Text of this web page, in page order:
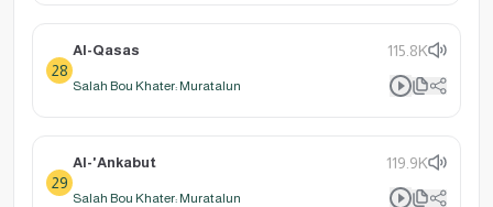
28
Al-Qasas 115.8K
Salah Bou Khater: Muratalun
29
Al-'Ankabut 119.9K
Salah Bou Khater: Muratalun